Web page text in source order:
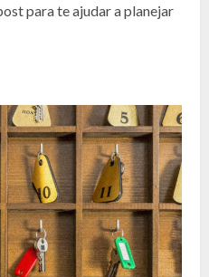
para te ajudar a planejar